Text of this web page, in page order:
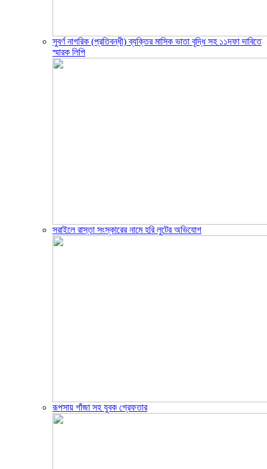
সুবর্ণ নাগরিক (প্রতিবন্ধী) ব্যক্তির মাসিক ভাতা বৃদ্ধি সহ ১১দফা দাবিতে
স্মারক লিপি
সরাইলে রাস্তা সংস্কারের নামে হরি লুটের অভিযোগ
রূপসায় গাঁজা সহ যুবক গ্রেফতার